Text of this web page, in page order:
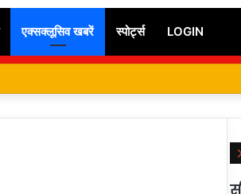
एक्सक्लूसिव खबरें स्पोर्ट्स LOGIN